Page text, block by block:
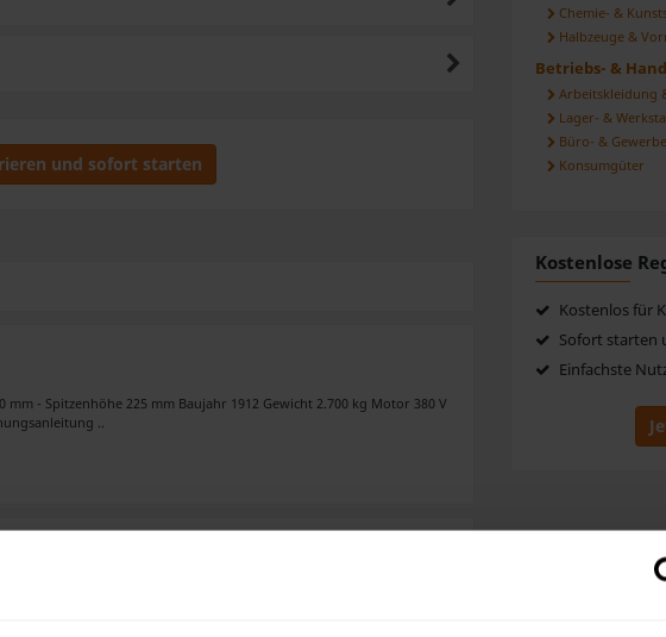
und sofort starten
mm - Spitzenhöhe 225 mm Baujahr 1912 Gewicht 2.700 kg Motor 380 V
..
Chemie- &
Halbzeuge &
Betriebs- &
Arbeitskleidung
Lager- &
Büro- &
Konsumgüter
Kostenlose
Kostenlos für
Sofort starten
Einfachste